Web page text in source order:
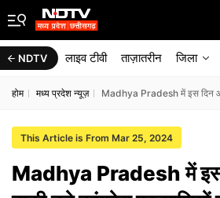
NDTV लाइव टीवी ताज़ातरीन जिला
होम मध्य प्रदेश न्यूज़ Madhya Pradesh में इस दिन
This Article is From Mar 25, 2024
Madhya Pradesh में इस